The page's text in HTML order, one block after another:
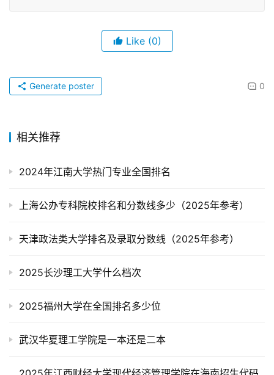
Like (0)
0
Generate poster
相关推荐
2024年江南大学热门专业全国排名
上海公办专科院校排名和分数线多少（2025年参考）
天津政法类大学排名及录取分数线（2025年参考）
2025长沙理工大学什么档次
2025福州大学在全国排名多少位
武汉华夏理工学院是一本还是二本